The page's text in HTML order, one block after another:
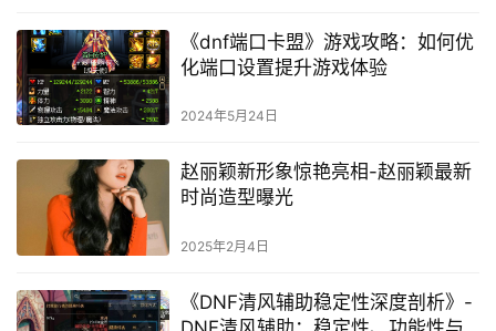
《dnf端口卡盟》游戏攻略：如何优
化端口设置提升游戏体验
2024年5月24日
赵丽颖新形象惊艳亮相-赵丽颖最新
时尚造型曝光
2025年2月4日
《DNF清风辅助稳定性深度剖析》-